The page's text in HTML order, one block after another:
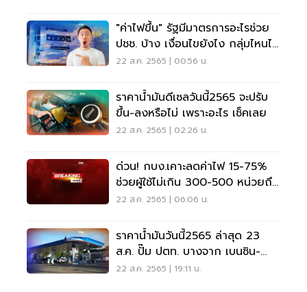
"ค่าไฟขึ้น" รัฐมีมาตรการอะไรช่วย
ปชช. บ้าง เงื่อนไขยังไง กลุ่มไหนได้
เช็คเลย
22 ส.ค. 2565 | 00:56 น.
ราคาน้ำมันดีเซลวันนี้2565 จะปรับ
ขึ้น-ลงหรือไม่ เพราะอะไร เช็คเลย
22 ส.ค. 2565 | 02:26 น.
ด่วน! กบง.เคาะลดค่าไฟ 15-75%
ช่วยผู้ใช้ไม่เกิน 300-500 หน่วยถึง
สิ้นปี
22 ส.ค. 2565 | 06:06 น.
ราคาน้ำมันวันนี้2565 ล่าสุด 23
ส.ค. ปั๊ม ปตท. บางจาก เบนซิน-
ดีเซลลิตรละกี่บาท
22 ส.ค. 2565 | 19:11 น.